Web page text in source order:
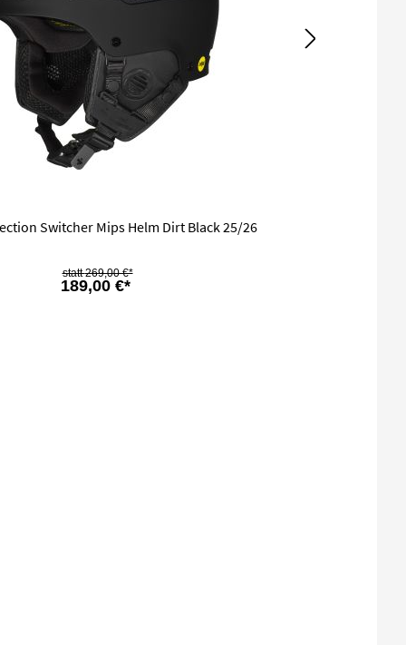
Switcher Mips Helm Dirt Black 25/26
189,00 €*
269,00 €*